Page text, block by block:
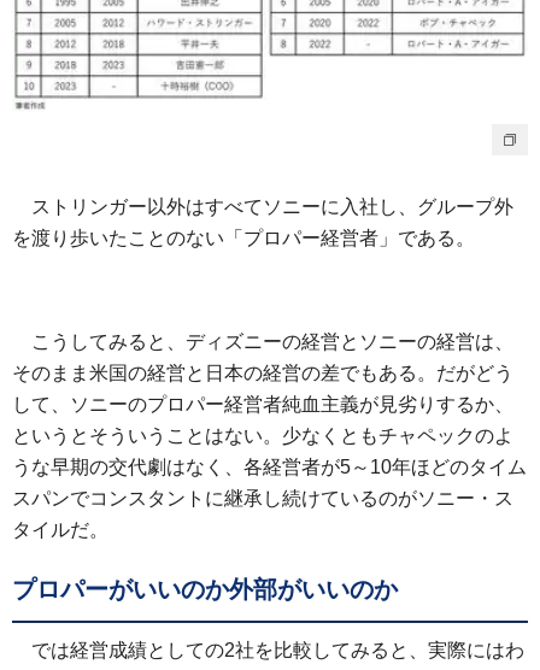
ストリンガー以外はすべてソニーに入社し、グループ外
を渡り歩いたことのない「プロパー経営者」である。
こうしてみると、ディズニーの経営とソニーの経営は、
そのまま米国の経営と日本の経営の差でもある。だがどう
して、ソニーのプロパー経営者純血主義が見劣りするか、
というとそういうことはない。少なくともチャペックのよ
うな早期の交代劇はなく、各経営者が5～10年ほどのタイム
スパンでコンスタントに継承し続けているのがソニー・ス
タイルだ。
プロパーがいいのか外部がいいのか
では経営成績としての2社を比較してみると、実際にはわ